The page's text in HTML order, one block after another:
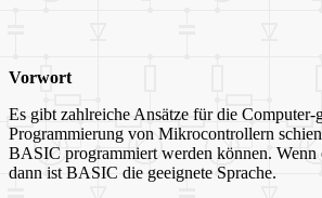
Vorwort
Es gibt zahlreiche Ansätze für die
Programmierung von Mikrocontrollern
BASIC programmiert werden können. Wenn
dann ist BASIC die geeignete Sprache.